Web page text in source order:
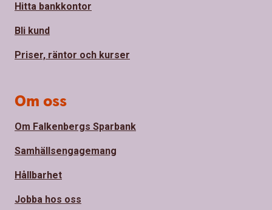
Hitta bankkontor
Bli kund
Priser, räntor och kurser
Om oss
Om Falkenbergs Sparbank
Samhällsengagemang
Hållbarhet
Jobba hos oss